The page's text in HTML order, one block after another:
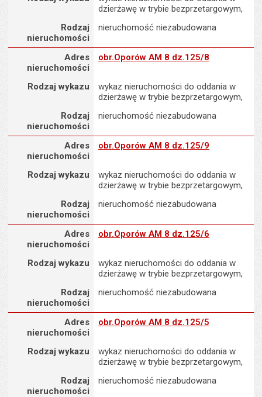
dzierżawę w trybie bezprzetargowym,
Rodzaj
nieruchomości
nieruchomość niezabudowana
Adres nieruchomości
Adres
nieruchomości
obr.Oporów AM 8 dz.125/8
Rodzaj wykazu
wykaz nieruchomości do oddania w
dzierżawę w trybie bezprzetargowym,
Rodzaj
nieruchomości
nieruchomość niezabudowana
Adres nieruchomości
Adres
nieruchomości
obr.Oporów AM 8 dz.125/9
Rodzaj wykazu
wykaz nieruchomości do oddania w
dzierżawę w trybie bezprzetargowym,
Rodzaj
nieruchomości
nieruchomość niezabudowana
Adres nieruchomości
Adres
nieruchomości
obr.Oporów AM 8 dz.125/6
Rodzaj wykazu
wykaz nieruchomości do oddania w
dzierżawę w trybie bezprzetargowym,
Rodzaj
nieruchomości
nieruchomość niezabudowana
Adres nieruchomości
Adres
nieruchomości
obr.Oporów AM 8 dz.125/5
Rodzaj wykazu
wykaz nieruchomości do oddania w
dzierżawę w trybie bezprzetargowym,
Rodzaj
nieruchomości
nieruchomość niezabudowana